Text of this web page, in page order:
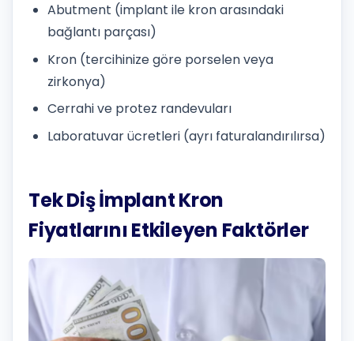
Abutment (implant ile kron arasındaki
bağlantı parçası)
Kron (tercihinize göre porselen veya
zirkonya)
Cerrahi ve protez randevuları
Laboratuvar ücretleri (ayrı faturalandırılırsa)
Tek Diş İmplant Kron
Fiyatlarını Etkileyen Faktörler